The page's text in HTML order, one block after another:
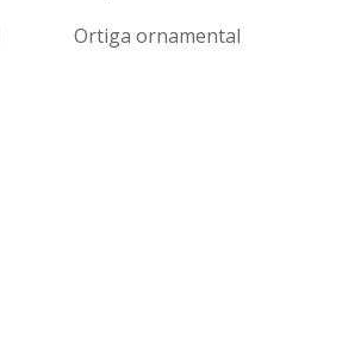
Ortiga ornamental